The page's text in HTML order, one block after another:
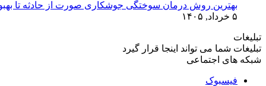
بهترین روش درمان سوختگی جوشکاری صورت از حادثه تا
۵ خرداد, ۱۴۰۵
تبلیغات
تبلیغات شما می تواند اینجا قرار گیرد
شبکه های اجتماعی
فیسبوک